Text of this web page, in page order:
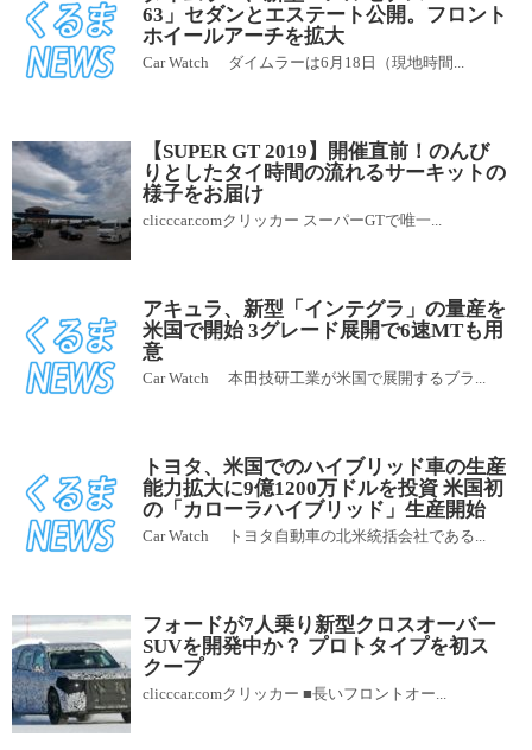
63」セダンとエステート公開。フロント
ホイールアーチを拡大
Car Watch ダイムラーは6月18日（現地時間...
【SUPER GT 2019】開催直前！のんび
りとしたタイ時間の流れるサーキットの
様子をお届け
clicccar.comクリッカー スーパーGTで唯一...
アキュラ、新型「インテグラ」の量産を
米国で開始 3グレード展開で6速MTも用
意
Car Watch 本田技研工業が米国で展開するブラ...
トヨタ、米国でのハイブリッド車の生産
能力拡大に9億1200万ドルを投資 米国初
の「カローラハイブリッド」生産開始
Car Watch トヨタ自動車の北米統括会社である...
フォードが7人乗り新型クロスオーバー
SUVを開発中か？ プロトタイプを初ス
クープ
clicccar.comクリッカー ■長いフロントオー...